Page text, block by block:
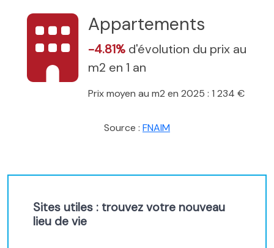
Appartements
-4.81% d'évolution du prix au
m2 en 1 an
Prix moyen au m2 en 2025 : 1 234 €
Source : FNAIM
Sites utiles : trouvez votre nouveau
lieu de vie